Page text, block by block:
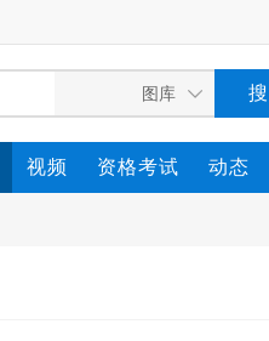
视频 资格考试 动态